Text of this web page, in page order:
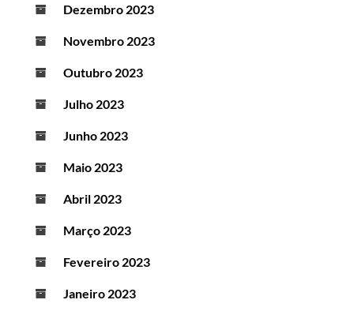
Dezembro 2023
Novembro 2023
Outubro 2023
Julho 2023
Junho 2023
Maio 2023
Abril 2023
Março 2023
Fevereiro 2023
Janeiro 2023